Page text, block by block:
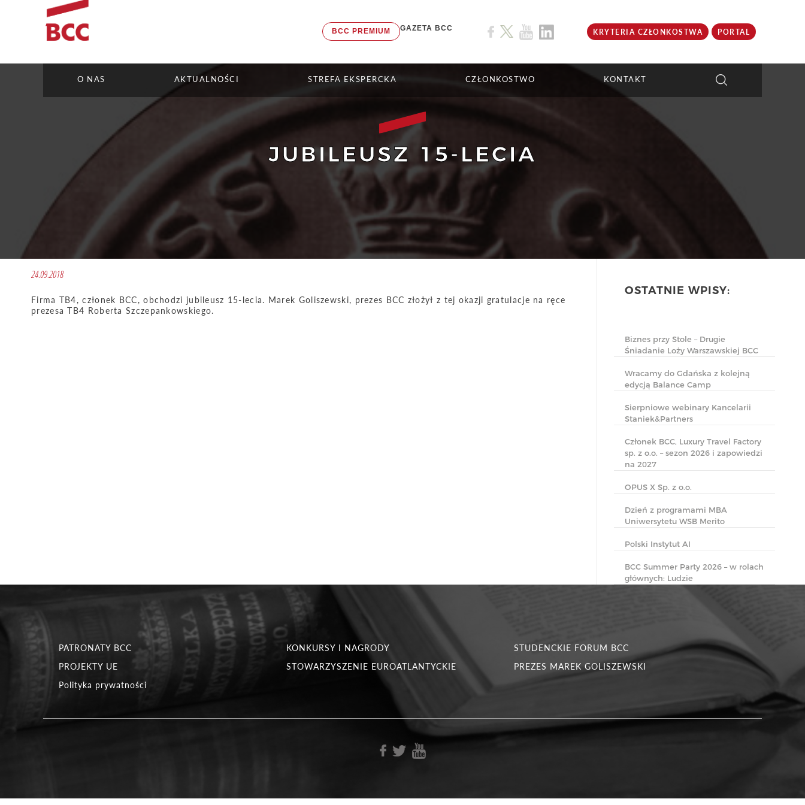
BCC PREMIUM GAZETA BCC KRYTERIA CZŁONKOSTWA PORTAL
O NAS AKTUALNOŚCI STREFA EKSPERCKA CZŁONKOSTWO KONTAKT
JUBILEUSZ 15-LECIA
OSTATNIE WPISY:
Biznes przy Stole – Drugie
Śniadanie Loży Warszawskiej BCC
Wracamy do Gdańska z kolejną
edycją Balance Camp
Sierpniowe webinary Kancelarii
Staniek&Partners
Członek BCC, Luxury Travel Factory
sp. z o.o. – sezon 2026 i zapowiedzi
na 2027
OPUS X Sp. z o.o.
Dzień z programami MBA
Uniwersytetu WSB Merito
Polski Instytut AI
BCC Summer Party 2026 – w rolach
głównych: Ludzie
24.09.2018
Firma TB4, członek BCC, obchodzi jubileusz 15-lecia. Marek Goliszewski, prezes BCC złożył z tej okazji gratulacje na ręce
prezesa TB4 Roberta Szczepankowskiego.
PATRONATY BCC KONKURSY I NAGRODY
STUDENCKIE FORUM BCC
PROJEKTY UE
STOWARZYSZENIE EUROATLANTYCKIE
PREZES MAREK GOLISZEWSKI
Polityka prywatności